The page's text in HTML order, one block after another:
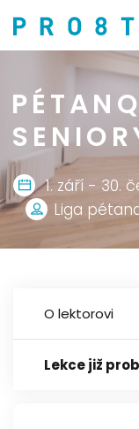
1. září - 30.
Liga
O lektorovi
Lekce již